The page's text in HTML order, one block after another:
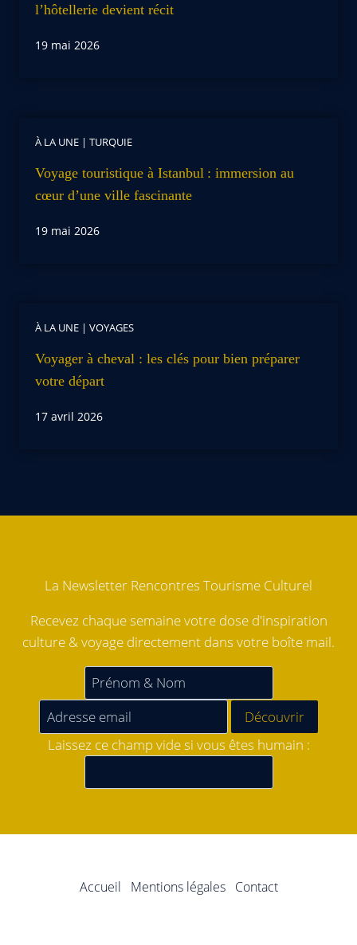
l’hôtellerie devient récit
19 mai 2026
À LA UNE | TURQUIE
Voyage touristique à Istanbul : immersion au
cœur d’une ville fascinante
19 mai 2026
À LA UNE | VOYAGES
Voyager à cheval : les clés pour bien préparer
votre départ
17 avril 2026
La Newsletter Rencontres Tourisme Culturel
Recevez chaque semaine votre dose d'inspiration
culture & voyage directement dans votre boîte mail.
Laissez ce champ vide si vous êtes humain :
Accueil Mentions légales Contact